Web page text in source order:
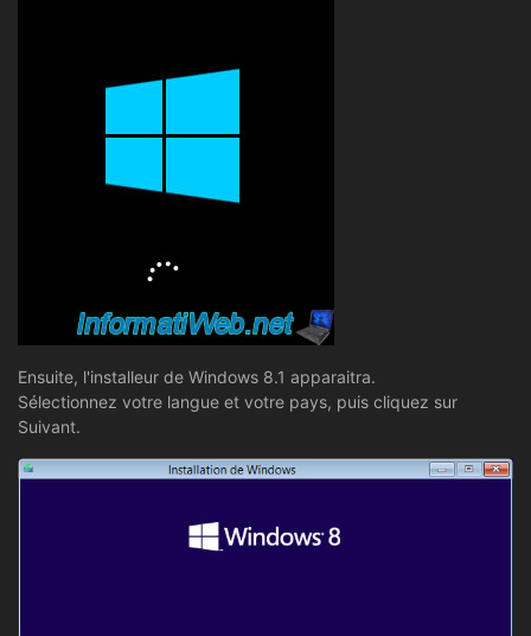
Ensuite, l'installeur de Windows 8.1 apparaitra.
Sélectionnez votre langue et votre pays, puis cliquez sur
Suivant.